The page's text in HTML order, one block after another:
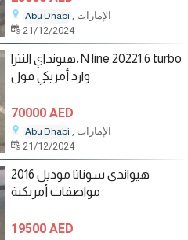
Abu Dhabi
, الإمارات
21/12/2024
هيونداي النترا، N line 20221.6 turbo
وارد أمريكي فول
70000 AED
Abu Dhabi
, الإمارات
21/12/2024
هيواندي سوناتا موديل 2016
مواصفات أمريكية
19500 AED